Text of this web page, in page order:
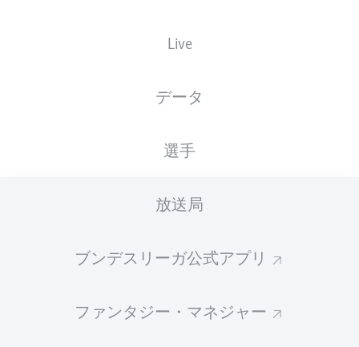
Live
データ
選手
放送局
ブンデスリーガ公式アプリ
ファンタジー・マネジャー
27.05.1998
2022/2023